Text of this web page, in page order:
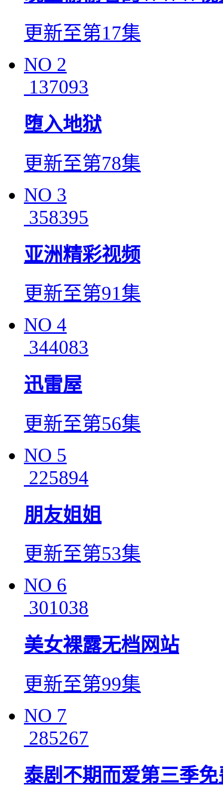
更新至第17集
NO 2
137093
堕入地狱
更新至第78集
NO 3
358395
亚洲精彩视频
更新至第91集
NO 4
344083
迅雷屋
更新至第56集
NO 5
225894
朋友姐姐
更新至第53集
NO 6
301038
美女裸露无档网站
更新至第99集
NO 7
285267
泰剧不期而爱第三季